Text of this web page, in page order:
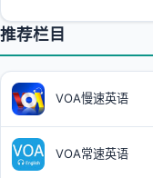
推荐栏目
VOA慢速英语
VOA常速英语